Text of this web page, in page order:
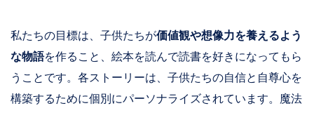
私たちの目標は、子供たちが価値観や想像力を養えるよう
な物語を作ること、絵本を読んで読書を好きになってもら
うことです。各ストーリーは、子供たちの自信と自尊心を
構築するために個別にパーソナライズされています。魔法